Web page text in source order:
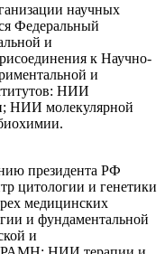
научных
Федеральный
и
к Научно-
и
НИИ
НИИ молекулярной
президента РФ
цитологии и генетики
медицинских
и фундаментальной
и